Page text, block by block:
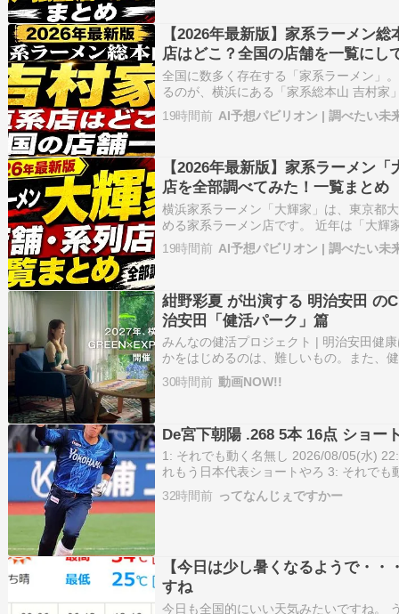
【2026年最新版】家系ラーメン
店はどこ？全国の店舗を一覧にし
全国に数多く存在する「家系ラーメン」
るのが、横浜にある「家系総本山 吉村家
系ラーメン」を名乗るお店が全国各地に
村家と直接関係しているわけではありま
19時間前 AI予想パビリオン | 調べたい未
【2026年最新版】家系ラーメン
店を全部調べてみた！一覧まとめ
横浜家系ラーメン「大輝家」は、東京都
める家系ラーメン店です。 近年は「大輝
都内を中心に続々とオープンしており、
在感が急速に高まっています。 「大輝家
19時間前 AI予想パビリオン | 調べたい未
紺野彩夏 が出演する 明治安田 の
治安田「健活パーク」篇
みんなの健活プロジェクト | 明治安田健
かをはじめるのは、難しいもの。また、
ぞれです。だから、私たちは一人一人の
しょに取組むことで、お客さま・地域の
30時間前 動画NOW!!
De宮下朝陽 .268 5本 16点 ショー
1: それでも動く名無し 2026/08/05(水)
れもう日本代表ショートやろ 3: それで
22:03:24.500 ID:6d8f.2zsm ドラ3まで残
32時間前 ってなんじぇですかー
【今日は少し暑くなるようで・
すね
今日も全国的にいい天気みたいですね。